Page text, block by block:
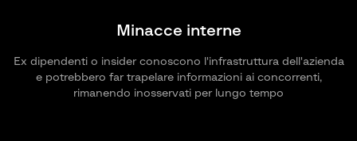
Minacce interne
Ex dipendenti o insider conoscono l'infrastruttura dell'azienda
e potrebbero far trapelare informazioni ai concorrenti,
rimanendo inosservati per lungo tempo